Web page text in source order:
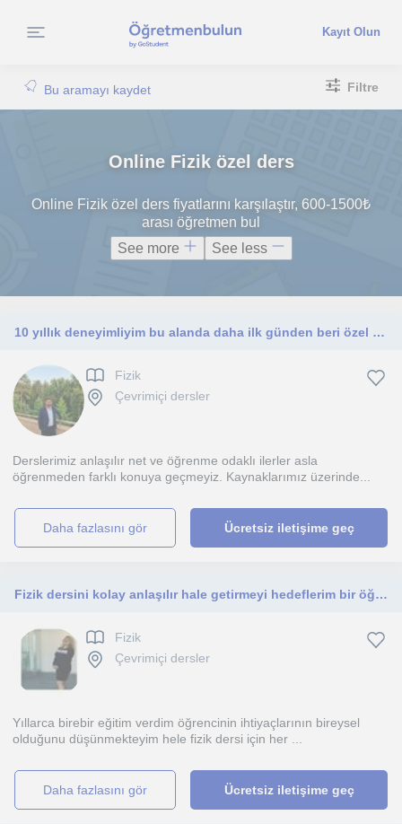
Kayıt Olun
Bu aramayı kaydet Filtre
Online Fizik özel ders
Online Fizik özel ders fiyatlarını karşılaştır, 600-1500₺
arası öğretmen bul
See more
See less
10 yıllık deneyimliyim bu alanda daha ilk günden beri özel ders veriyorum ve birçok öğrenci yetiştirdim.
Fizik
Çevrimiçi dersler
Derslerimiz anlaşılır net ve öğrenme odaklı ilerler asla
öğrenmeden farklı konuya geçmeyiz. Kaynaklarımız üzerinde...
daha fazlasını gör Ücretsiz iletişime geç
Fizik dersini kolay anlaşılır hale getirmeyi hedeflerim bir öğretmen olarak üniversite sınavlarına yönelik çalışmalar yapmaktayım
Fizik
Çevrimiçi dersler
Yıllarca birebir eğitim verdim öğrencinin ihtiyaçlarının bireysel
olduğunu düşünmekteyim hele fizik dersi için her ...
daha fazlasını gör Ücretsiz iletişime geç